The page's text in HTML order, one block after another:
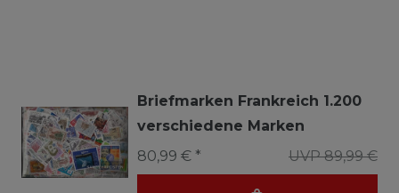
Briefmarken Frankreich 1.200
verschiedene Marken
UVP 89,99 €
80,99 € *